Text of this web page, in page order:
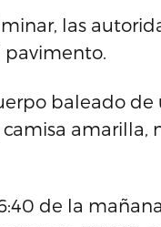
las
baleado de
amarilla,
de la